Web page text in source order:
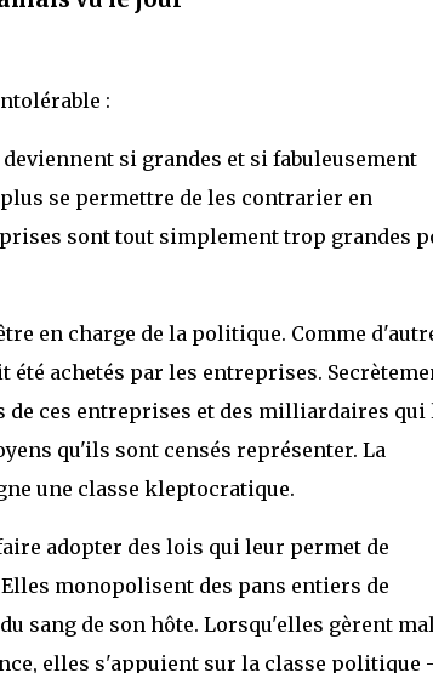
:
si grandes et si fabuleusement
se permettre de les contrarier en
sont tout simplement trop grandes
en charge de la politique. Comme
achetés par les entreprises.
ces entreprises et des milliardaires qui
qu'ils sont censés représenter. La
une classe kleptocratique.
adopter des lois qui leur permet de
monopolisent des pans entiers de
sang de son hôte. Lorsqu'elles gèrent
elles s'appuient sur la classe politique